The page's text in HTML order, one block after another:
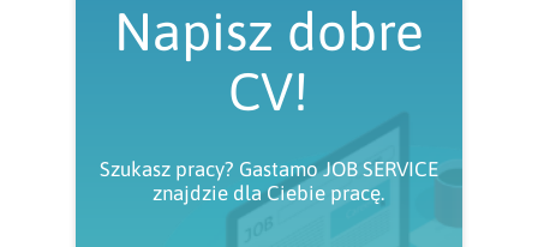
Napisz dobre
CV!
Szukasz pracy? Gastamo JOB SERVICE
znajdzie dla Ciebie pracę.